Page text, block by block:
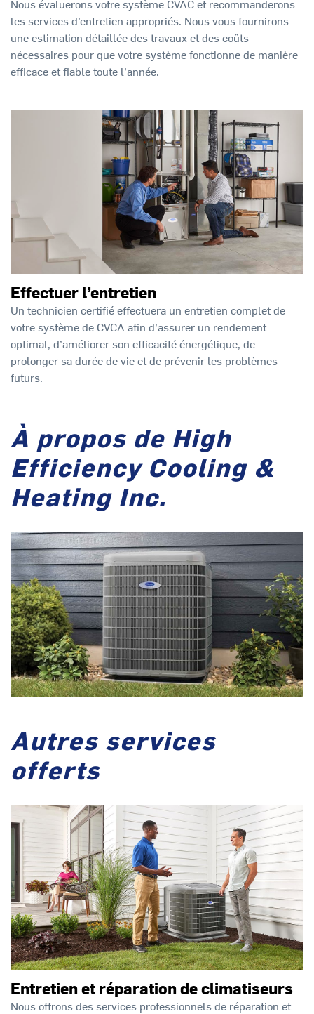
Nous évaluerons votre système CVAC et recommanderons
les services d’entretien appropriés. Nous vous fournirons
une estimation détaillée des travaux et des coûts
nécessaires pour que votre système fonctionne de manière
efficace et fiable toute l’année.
Effectuer l’entretien
Un technicien certifié effectuera un entretien complet de
votre système de CVCA afin d’assurer un rendement
optimal, d’améliorer son efficacité énergétique, de
prolonger sa durée de vie et de prévenir les problèmes
futurs.
À propos de High
Efficiency Cooling &
Heating Inc.
Autres services
offerts
Entretien et réparation de climatiseurs
Nous offrons des services professionnels de réparation et